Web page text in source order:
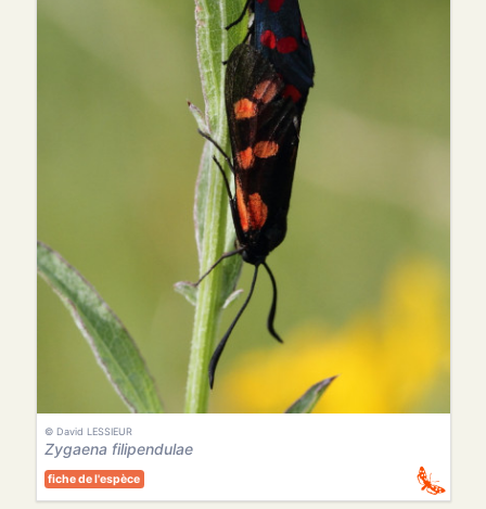
© David LESSIEUR
Zygaena filipendulae
fiche de l'espèce